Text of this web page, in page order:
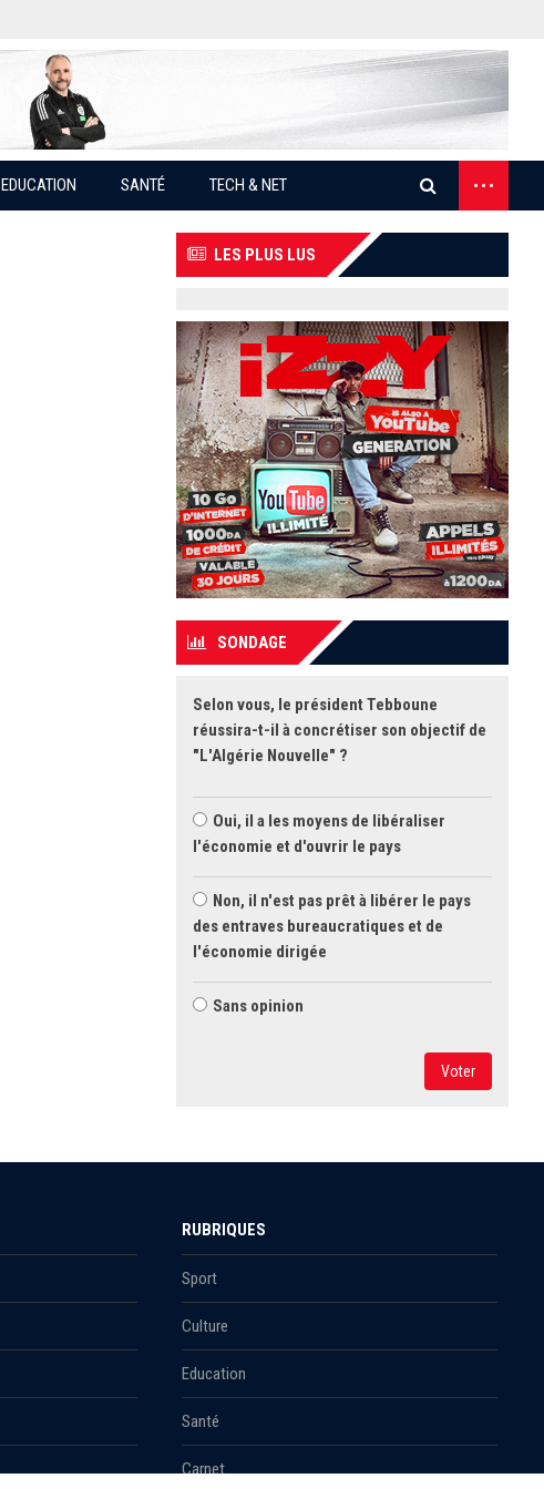
EDUCATION SANTÉ TECH & NET ...
LES PLUS LUS
SONDAGE
Selon vous, le président Tebboune
réussira-t-il à concrétiser son objectif de
"L'Algérie Nouvelle" ?
Oui, il a les moyens de libéraliser
l'économie et d'ouvrir le pays
Non, il n'est pas prêt à libérer le pays
des entraves bureaucratiques et de
l'économie dirigée
Sans opinion
Voter
RUBRIQUES
Sport
Culture
Education
Santé
Carnet